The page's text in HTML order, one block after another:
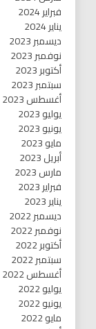
فبراير 2024
يناير 2024
ديسمبر 2023
نوفمبر 2023
أكتوبر 2023
سبتمبر 2023
أغسطس 2023
يوليو 2023
يونيو 2023
مايو 2023
أبريل 2023
مارس 2023
فبراير 2023
يناير 2023
ديسمبر 2022
نوفمبر 2022
أكتوبر 2022
سبتمبر 2022
أغسطس 2022
يوليو 2022
يونيو 2022
مايو 2022